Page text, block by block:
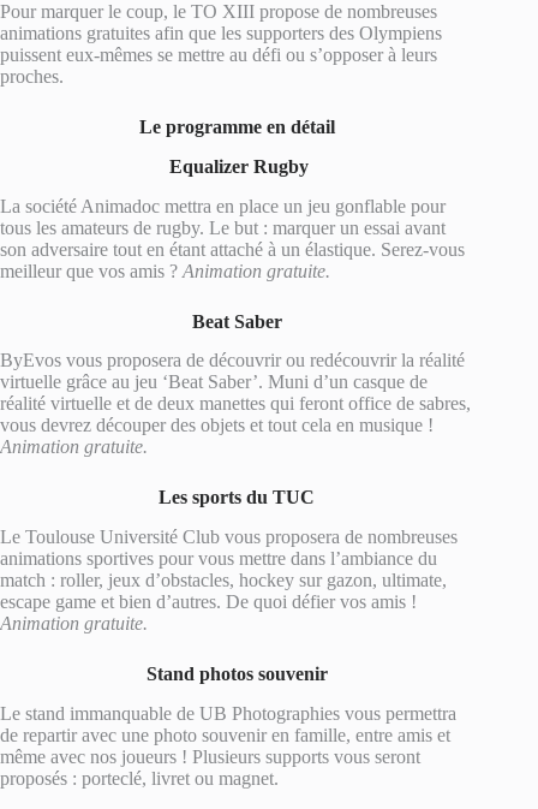
Pour marquer le coup, le TO XIII propose de nombreuses
animations gratuites afin que les supporters des Olympiens
puissent eux-mêmes se mettre au défi ou s’opposer à leurs
proches.
Le programme en détail
Equalizer Rugby
La société Animadoc mettra en place un jeu gonflable pour
tous les amateurs de rugby. Le but : marquer un essai avant
son adversaire tout en étant attaché à un élastique. Serez-vous
meilleur que vos amis ? Animation gratuite.
Beat Saber
ByEvos vous proposera de découvrir ou redécouvrir la réalité
virtuelle grâce au jeu ‘Beat Saber’. Muni d’un casque de
réalité virtuelle et de deux manettes qui feront office de sabres,
vous devrez découper des objets et tout cela en musique !
Animation gratuite.
Les sports du TUC
Le Toulouse Université Club vous proposera de nombreuses
animations sportives pour vous mettre dans l’ambiance du
match : roller, jeux d’obstacles, hockey sur gazon, ultimate,
escape game et bien d’autres. De quoi défier vos amis !
Animation gratuite.
Stand photos souvenir
Le stand immanquable de UB Photographies vous permettra
de repartir avec une photo souvenir en famille, entre amis et
même avec nos joueurs ! Plusieurs supports vous seront
proposés : porteclé, livret ou magnet.